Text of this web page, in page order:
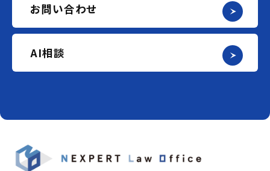
お問い合わせ
AI相談